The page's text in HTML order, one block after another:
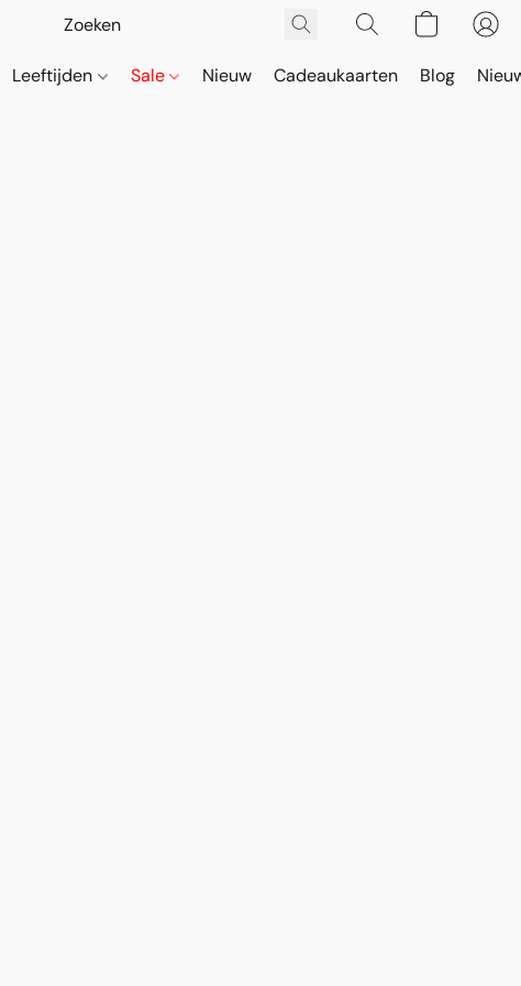
Leeftijden Sale Nieuw Cadeaukaarten Blog